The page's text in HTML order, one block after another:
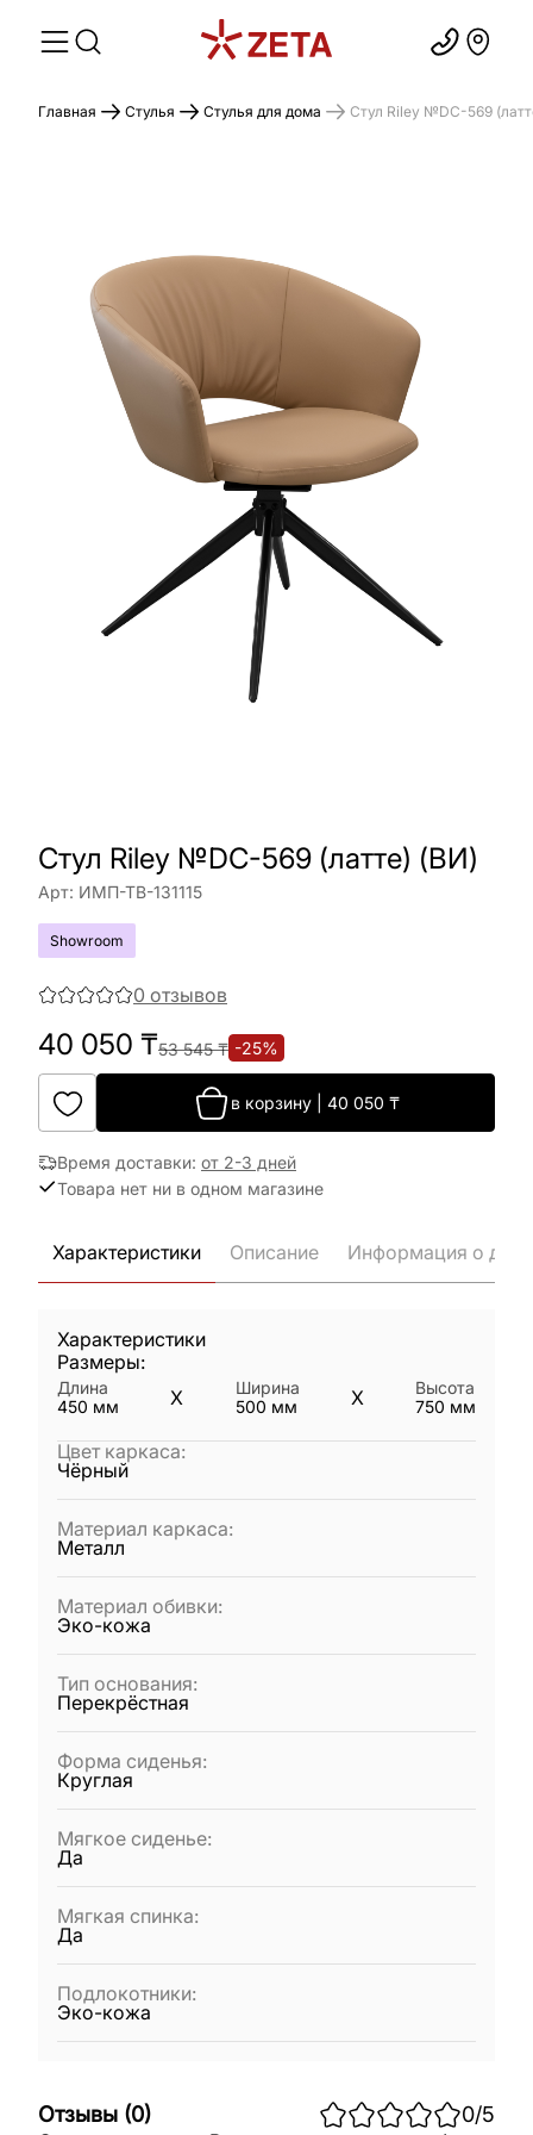
Главная Стулья Стулья для дома Стул Riley №DC-569
Стул Riley №DC-569 (латте) (ВИ)
Арт: ИМП-ТВ-131115
Showroom
0 отзывов
40 050 ₸53 545₸ -25%
в корзину| 40 050 ₸
Время доставки: от 2-3 дней
Товара нет ни в одном магазине
Характеристики Описание Информация о
Характеристики
Размеры:
Длина
450 мм X
Ширина
500 мм X
Высота
750 мм
Цвет каркаса:
Чёрный
Материал каркаса:
Металл
Материал обивки:
Эко-кожа
Тип основания:
Перекрёстная
Форма сиденья:
Круглая
Мягкое сиденье:
Да
Мягкая спинка:
Да
Подлокотники:
Эко-кожа
Отзывы (0) 0/5